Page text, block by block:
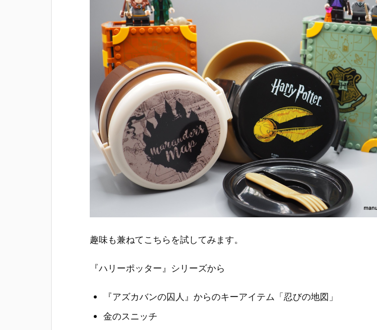
趣味も兼ねてこちらを試してみます。
『ハリーポッター』シリーズから
『アズカバンの囚人』からのキーアイテム「忍びの地図」
金のスニッチ